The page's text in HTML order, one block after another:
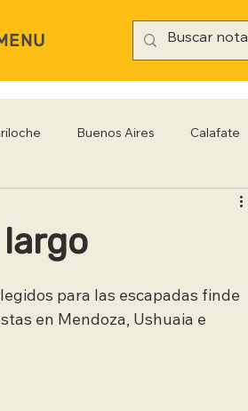
Buenos Aires Calafate
para las escapadas finde
en Mendoza, Ushuaia e